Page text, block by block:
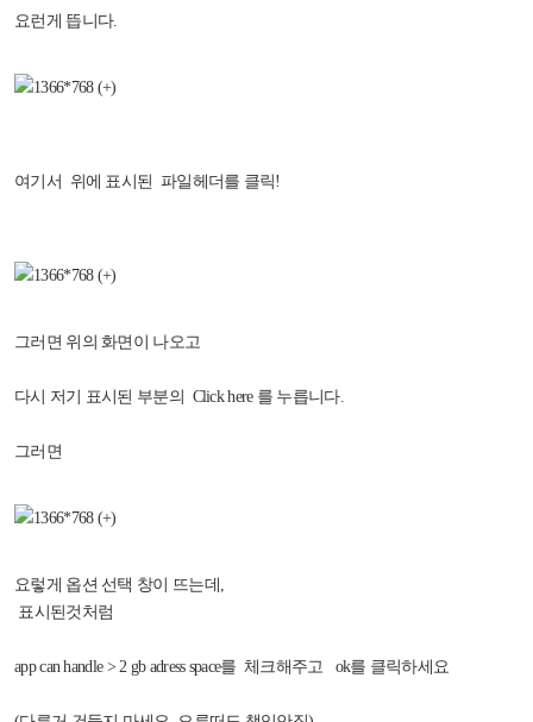
요런게 뜹니다.
여기서 위에 표시된 파일헤더를 클릭!
그러면 위의 화면이 나오고
다시 저기 표시된 부분의 Click here 를 누릅니다.
그러면
요렇게 옵션 선택 창이 뜨는데,
표시된것처럼
app can handle > 2 gb adress space를 체크해주고 ok를 클릭하세요